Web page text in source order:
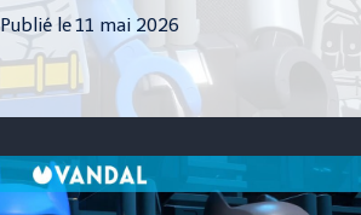
Publié le11 mai 2026